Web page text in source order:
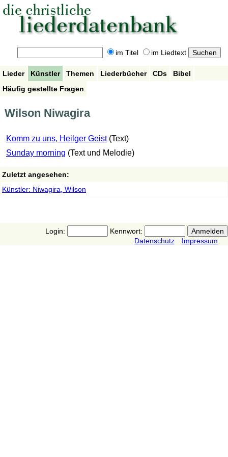
im Titel im Liedtext
Lieder Künstler Themen Liederbücher CDs
Bibel
Häufig gestellte Fragen
Wilson Niwagira
Komm zu uns, Heilger Geist (Text)
Sunday morning (Text und Melodie)
Zuletzt angesehen:
Künstler: Niwagira, Wilson
Login:
Kennwort:
Datenschutz
Impressum